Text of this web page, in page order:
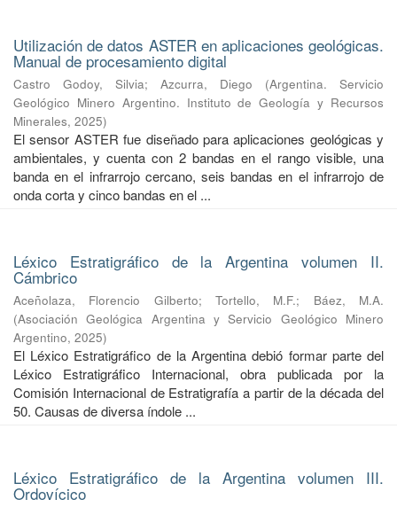
Utilización de datos ASTER en aplicaciones geológicas.
Manual de procesamiento digital
Castro Godoy, Silvia; Azcurra, Diego (Argentina. Servicio
Geológico Minero Argentino. Instituto de Geología y Recursos
Minerales, 2025)
El sensor ASTER fue diseñado para aplicaciones geológicas y
ambientales, y cuenta con 2 bandas en el rango visible, una
banda en el infrarrojo cercano, seis bandas en el infrarrojo de
onda corta y cinco bandas en el ...
Léxico Estratigráfico de la Argentina volumen II.
Cámbrico
Aceñolaza, Florencio Gilberto;Tortello, M.F.; Báez, M.A.
(Asociación Geológica Argentina y Servicio Geológico Minero
Argentino, 2025)
El Léxico Estratigráfico de la Argentina debió formar parte del
Léxico Estratigráfico Internacional, obra publicada por la
Comisión Internacional de Estratigrafía a partir de la década del
50. Causas de diversa índole ...
Léxico Estratigráfico de la Argentina volumen III.
Ordovícico